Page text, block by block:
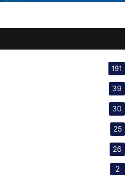
191
39
30
25
26
2